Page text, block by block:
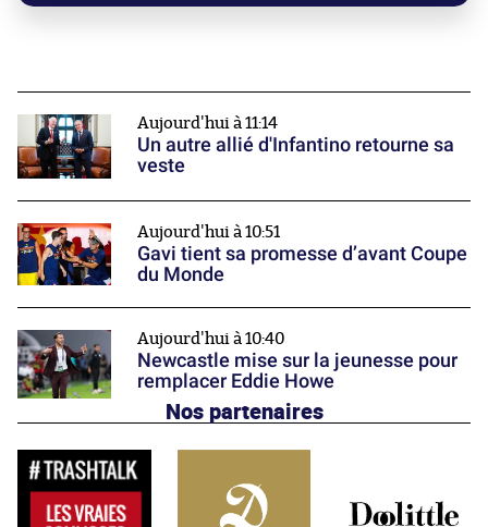
Aujourd'hui à 11:14
Un autre allié d'Infantino retourne sa
veste
Aujourd'hui à 10:51
Gavi tient sa promesse d’avant Coupe
du Monde
Aujourd'hui à 10:40
Newcastle mise sur la jeunesse pour
remplacer Eddie Howe
Nos partenaires